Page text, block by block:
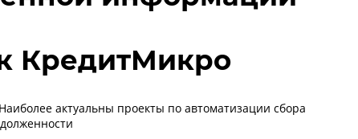
КредитМикро
актуальны проекты по автоматизации сбора